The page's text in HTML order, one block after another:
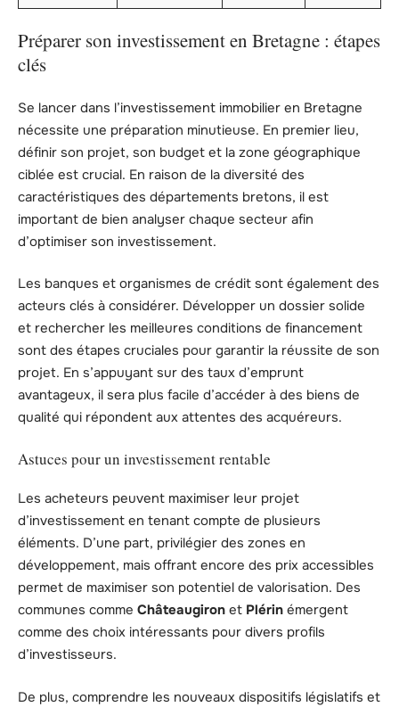
Préparer son investissement en Bretagne : étapes
clés
Se lancer dans l’investissement immobilier en Bretagne
nécessite une préparation minutieuse. En premier lieu,
définir son projet, son budget et la zone géographique
ciblée est crucial. En raison de la diversité des
caractéristiques des départements bretons, il est
important de bien analyser chaque secteur afin
d’optimiser son investissement.
Les banques et organismes de crédit sont également des
acteurs clés à considérer. Développer un dossier solide
et rechercher les meilleures conditions de financement
sont des étapes cruciales pour garantir la réussite de son
projet. En s’appuyant sur des taux d’emprunt
avantageux, il sera plus facile d’accéder à des biens de
qualité qui répondent aux attentes des acquéreurs.
Astuces pour un investissement rentable
Les acheteurs peuvent maximiser leur projet
d’investissement en tenant compte de plusieurs
éléments. D’une part, privilégier des zones en
développement, mais offrant encore des prix accessibles
permet de maximiser son potentiel de valorisation. Des
communes comme Châteaugiron et Plérin émergent
comme des choix intéressants pour divers profils
d’investisseurs.
De plus, comprendre les nouveaux dispositifs législatifs et